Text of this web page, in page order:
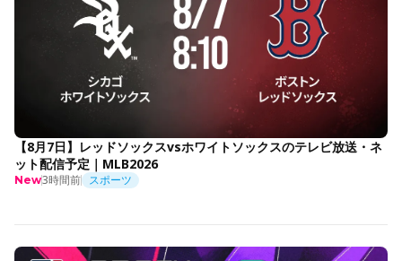
【8月7日】レッドソックスvsホワイトソックスのテレビ放送・ネ
ット配信予定｜MLB2026
New3時間前 スポーツ